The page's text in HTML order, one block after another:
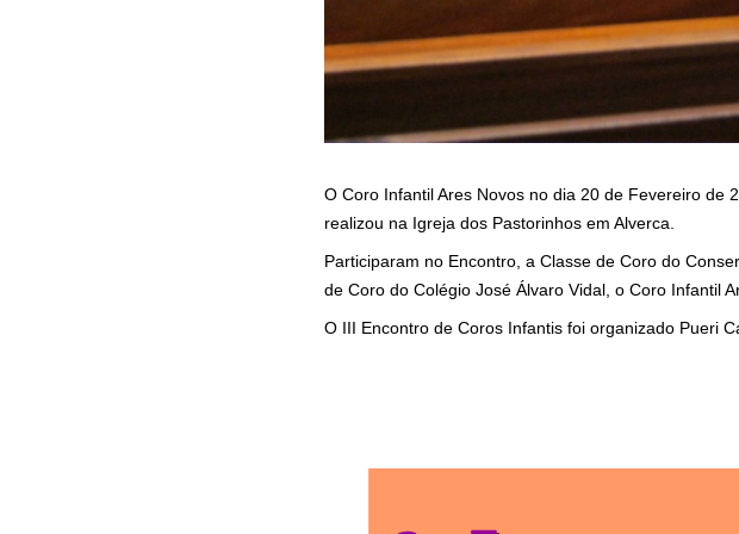
O Coro Infantil Ares Novos no dia 20 de Fevereiro de
realizou na Igreja dos Pastorinhos em Alverca.
Participaram no Encontro, a Classe de Coro do
de Coro do Colégio José Álvaro Vidal, o Coro Infantil
O III Encontro de Coros Infantis foi organizado Pueri